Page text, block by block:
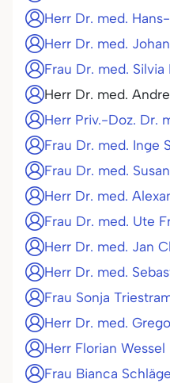
Herr Dr. med.
Herr Dr. med.
Frau Dr. med.
Herr Dr. med.
Herr Priv.-Doz. Dr.
Frau Dr. med. Inge
Frau Dr. med.
Herr Dr. med.
Frau Dr. med. Ute
Herr Dr. med. Jan
Herr Dr. med.
Frau Sonja
Herr Dr. med.
Herr Florian Wessel
Frau Bianca